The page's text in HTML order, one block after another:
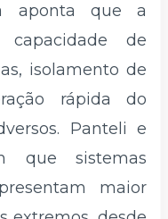
aponta que a
de
isolamento de
rápida do
Panteli e
que sistemas
maior